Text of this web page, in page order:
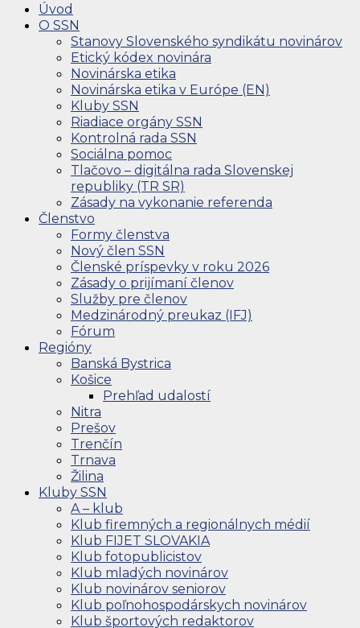
Úvod
O SSN
Stanovy Slovenského syndikátu novinárov
Etický kódex novinára
Novinárska etika
Novinárska etika v Európe (EN)
Kluby SSN
Riadiace orgány SSN
Kontrolná rada SSN
Sociálna pomoc
Tlačovo – digitálna rada Slovenskej
republiky (TR SR)
Zásady na vykonanie referenda
Členstvo
Formy členstva
Nový člen SSN
Členské príspevky v roku 2026
Zásady o prijímaní členov
Služby pre členov
Medzinárodný preukaz (IFJ)
Fórum
Regióny
Banská Bystrica
Košice
Prehľad udalostí
Nitra
Prešov
Trenčín
Trnava
Žilina
Kluby SSN
A – klub
Klub firemných a regionálnych médií
Klub FIJET SLOVAKIA
Klub fotopublicistov
Klub mladých novinárov
Klub novinárov seniorov
Klub poľnohospodárskych novinárov
Klub športových redaktorov